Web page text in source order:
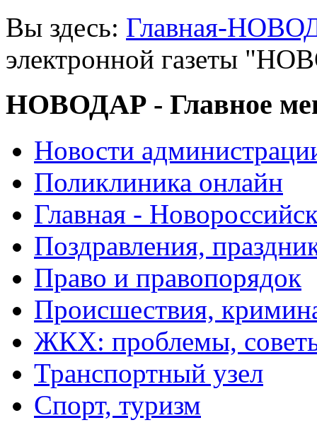
Вы здесь: Главная-
электронной газеты
НОВОДАР - Главное
Новости
Поликлиника онлайн
Главная -
Поздравления,
Право и правопорядок
Происшествия,
ЖКХ: проблемы,
Транспортный узел
Спорт, туризм